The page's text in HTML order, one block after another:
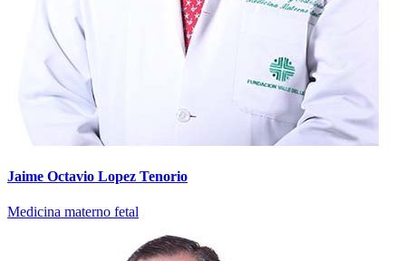
Jaime Octavio Lopez Tenorio
Medicina materno fetal